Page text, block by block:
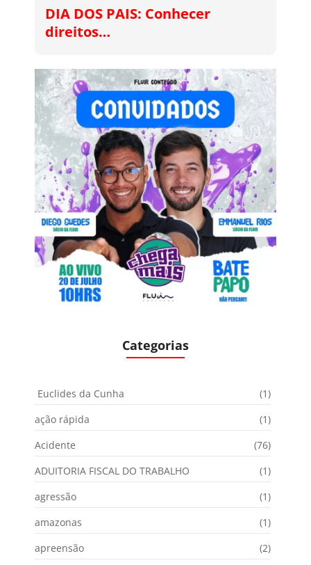
DIA DOS PAIS: Conhecer
direitos…
Categorias
Euclides da Cunha
(1)
ação rápida
(1)
Acidente
(76)
ADUITORIA FISCAL DO TRABALHO
(1)
agressão
(1)
amazonas
(1)
apreensão
(2)